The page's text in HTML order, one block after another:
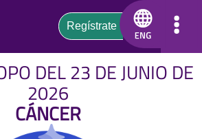
DEL 23 DE JUNIO DE
2026
CÁNCER